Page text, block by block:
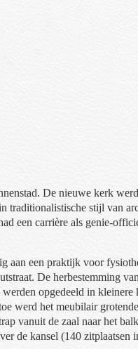
De nieuwe kerk
traditionalistische stijl van
een carrière als genie-
aan een praktijk voor
De herbestemming
opgedeeld in
werd het meubilair
vanuit de zaal naar het
de kansel (140 zitplaatsen